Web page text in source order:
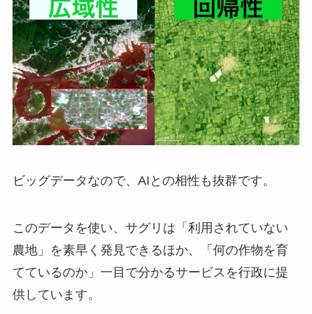
ビッグデータなので、AIとの相性も抜群です。
このデータを使い、サグリは「利用されていない
農地」を素早く発見できるほか、「何の作物を育
てているのか」一目で分かるサービスを行政に提
供しています。